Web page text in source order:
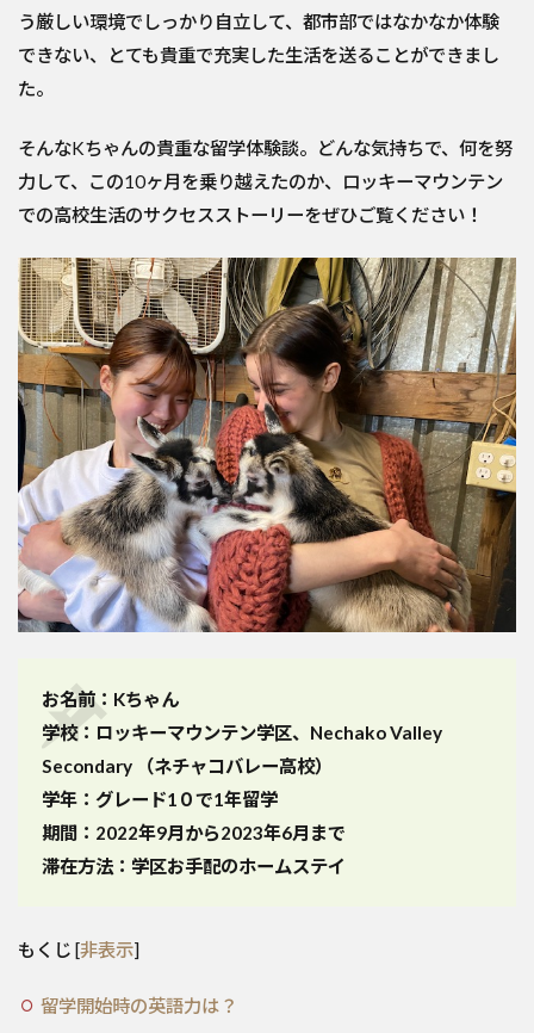
う厳しい環境でしっかり自立して、都市部ではなかなか体験
できない、とても貴重で充実した生活を送ることができまし
た。
そんなKちゃんの貴重な留学体験談。どんな気持ちで、何を努
力して、この10ヶ月を乗り越えたのか、ロッキーマウンテン
での高校生活のサクセスストーリーをぜひご覧ください！
お名前：Kちゃん
学校：ロッキーマウンテン学区、Nechako Valley
Secondary （ネチャコバレー高校）
学年：グレード1０で1年留学
期間：2022年9月から2023年6月まで
滞在方法：学区お手配のホームステイ
もくじ [非表示]
留学開始時の英語力は？